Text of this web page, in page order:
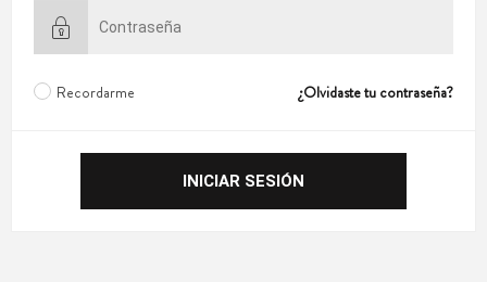
Recordarme ¿Olvidaste tu contraseña?